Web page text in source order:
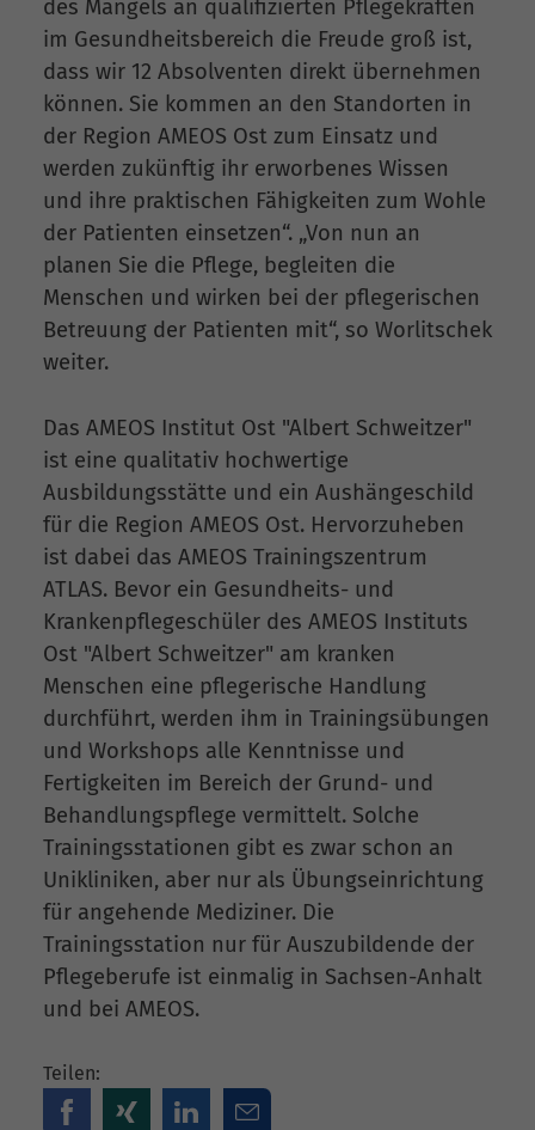
des Mangels an qualifizierten Pflegekräften
im Gesundheitsbereich die Freude groß ist,
dass wir 12 Absolventen direkt übernehmen
können. Sie kommen an den Standorten in
der Region AMEOS Ost zum Einsatz und
werden zukünftig ihr erworbenes Wissen
und ihre praktischen Fähigkeiten zum Wohle
der Patienten einsetzen“. „Von nun an
planen Sie die Pflege, begleiten die
Menschen und wirken bei der pflegerischen
Betreuung der Patienten mit“, so Worlitschek
weiter.
Das AMEOS Institut Ost "Albert Schweitzer"
ist eine qualitativ hochwertige
Ausbildungsstätte und ein Aushängeschild
für die Region AMEOS Ost. Hervorzuheben
ist dabei das AMEOS Trainingszentrum
ATLAS. Bevor ein Gesundheits- und
Krankenpflegeschüler des AMEOS Instituts
Ost "Albert Schweitzer" am kranken
Menschen eine pflegerische Handlung
durchführt, werden ihm in Trainingsübungen
und Workshops alle Kenntnisse und
Fertigkeiten im Bereich der Grund- und
Behandlungspflege vermittelt. Solche
Trainingsstationen gibt es zwar schon an
Unikliniken, aber nur als Übungseinrichtung
für angehende Mediziner. Die
Trainingsstation nur für Auszubildende der
Pflegeberufe ist einmalig in Sachsen-Anhalt
und bei AMEOS.
Teilen: